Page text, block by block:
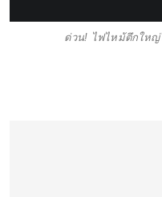
ด่วน! ไฟไหม้ตึกใหญ่